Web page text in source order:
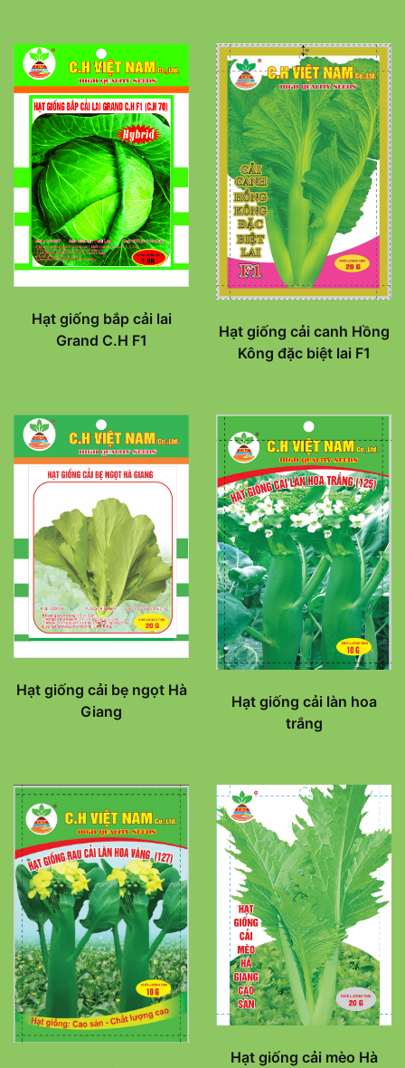
Hạt giống bắp cải lai
Grand C.H F1
Hạt giống cải canh Hồng
Kông đặc biệt lai F1
Hạt giống cải bẹ ngọt Hà
Giang
Hạt giống cải làn hoa
trắng
Hạt giống cải mèo Hà